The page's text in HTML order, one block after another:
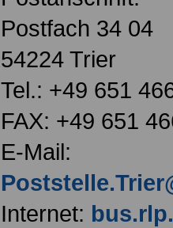
Postfach 34 04
54224 Trier
Tel.: +49 651
FAX: +49 651
E-Mail:
Internet: